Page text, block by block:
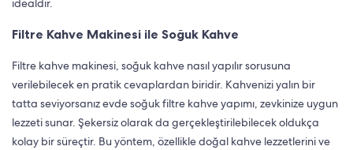
idealdir.
Filtre Kahve Makinesi ile Soğuk Kahve
Filtre kahve makinesi, soğuk kahve nasıl yapılır sorusuna
verilebilecek en pratik cevaplardan biridir. Kahvenizi yalın bir
tatta seviyorsanız evde soğuk filtre kahve yapımı, zevkinize uygun
lezzeti sunar. Şekersiz olarak da gerçekleştirilebilecek oldukça
kolay bir süreçtir. Bu yöntem, özellikle doğal kahve lezzetlerini ve